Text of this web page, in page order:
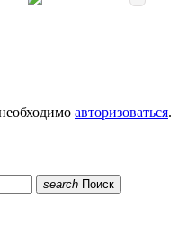
авторизоваться.
search Поиск